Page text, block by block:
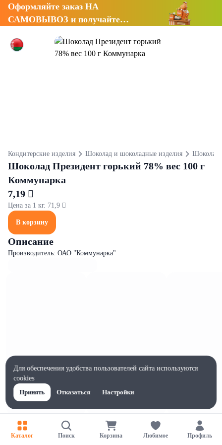
Оформляйте заказ НА
САМОВЫВОЗ и получайте
Кондитерские изделия Шоколад и шоколадные изделия Шоколад
Шоколад Президент горький 78% вес 100 г
Коммунарка
7,19 
Цена за 1 кг. 71,9 
В корзину
Описание
Производитель: ОАО "Коммунарка"
Характеристики
Ширина, мм
Каталог Поиск Корзина Любимое Профиль
Для обеспечения удобства пользователей сайта используются
cookies
Принять
Отказаться Настройки